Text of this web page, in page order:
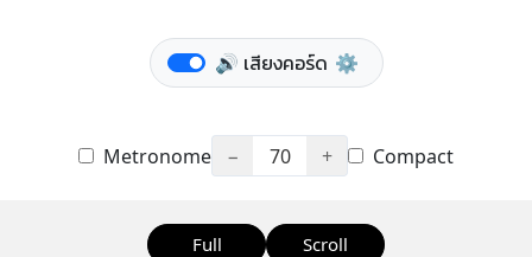
🔊 เสียงคอร์ด ⚙️
Metronome − 70 + Compact
Full Scroll